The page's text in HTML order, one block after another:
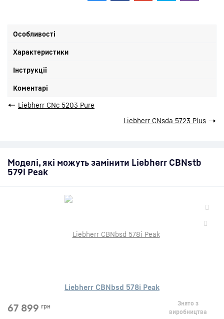
Особливості
Характеристики
Інструкції
Коментарі
← Liebherr CNc 5203 Pure
Liebherr CNsda 5723 Plus →
Моделі, які можуть замінити Liebherr CBNstb
579i Peak
Liebherr CBNbsd 578i Peak
67 899 грн
Знято з
виробництва